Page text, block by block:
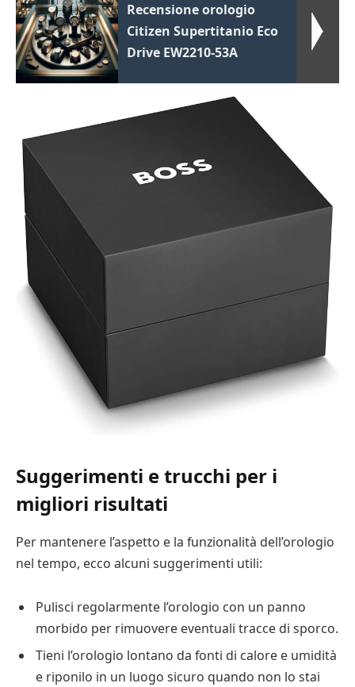
Recensione orologio
Citizen Supertitanio Eco
Drive EW2210-53A
Suggerimenti e trucchi per i
migliori risultati
Per mantenere l’aspetto e la funzionalità dell’orologio
nel tempo, ecco alcuni suggerimenti utili:
Pulisci regolarmente l’orologio con un panno
morbido per rimuovere eventuali tracce di sporco.
Tieni l’orologio lontano da fonti di calore e umidità
e riponilo in un luogo sicuro quando non lo stai